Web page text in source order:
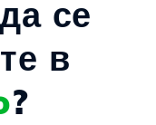
се
в
?